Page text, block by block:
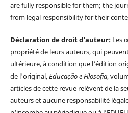
are fully responsible for them; the
from legal responsibility for their
Déclaration de droit d’auteur: Les
propriété de leurs auteurs, qui
ultérieure, à condition que l'édition
de l'original,Educação e Filosofia,
articles de cette revue relèvent de la
auteurs et aucune responsabilité